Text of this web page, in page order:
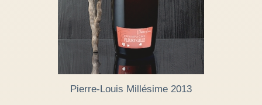
Pierre-Louis Millésime 2013